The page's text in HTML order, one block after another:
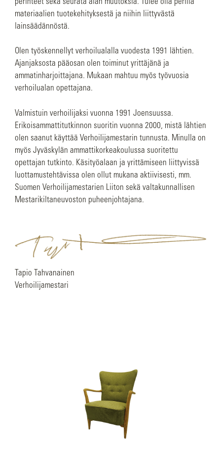
perinteet sekä seurata alan muutoksia. Tulee olla perillä
materiaalien tuotekehityksestä ja niihin liittyvästä
lainsäädännöstä.
Olen työskennellyt verhoilualalla vuodesta 1991 lähtien.
Ajanjaksosta pääosan olen toiminut yrittäjänä ja
ammatinharjoittajana. Mukaan mahtuu myös työvuosia
verhoilualan opettajana.
Valmistuin verhoilijaksi vuonna 1991 Joensuussa.
Erikoisammattitutkinnon suoritin vuonna 2000, mistä lähtien
olen saanut käyttää Verhoilijamestarin tunnusta. Minulla on
myös Jyväskylän ammattikorkeakoulussa suoritettu
opettajan tutkinto. Käsityöalaan ja yrittämiseen liittyvissä
luottamustehtävissa olen ollut mukana aktiivisesti, mm.
Suomen Verhoilijamestarien Liiton sekä valtakunnallisen
Mestarikiltaneuvoston puheenjohtajana.
Tapio Tahvanainen
Verhoilijamestari